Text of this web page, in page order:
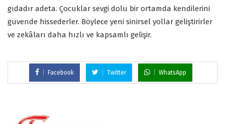
gıdadır adeta. Çocuklar sevgi dolu bir ortamda kendilerini
güvende hissederler. Böylece yeni sinirsel yollar geliştirirler
ve zekâları daha hızlı ve kapsamlı gelişir.
Facebook Twitter WhatsApp